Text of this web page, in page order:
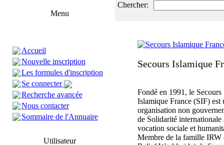
Menu
Accueil
Nouvelle inscription
Les formules d'inscription
Se connecter
Recherche avancée
Nous contacter
Sommaire de l'Annuaire
Utilisateur
Chercher:
Secours Islamique
Fondé en 1991, le Secours
Islamique France (SIF) est
organisation non
de Solidarité internationale
vocation sociale et
Membre de la famille IRW